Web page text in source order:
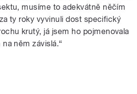
musíme to adekvátně něčím
ty roky vyvinuli dost specifický
krutý, já jsem ho pojmenovala
něm závislá.“